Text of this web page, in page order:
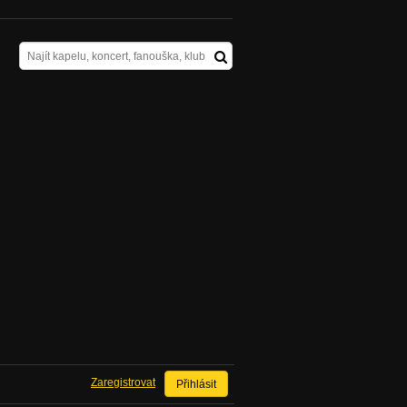
Přihlásit
Zaregistrovat